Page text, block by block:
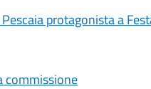
protagonista a
commissione